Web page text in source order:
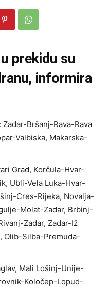
prekidu su
informira
Bršanj-Rava-Rava
Valbiska, Makarska-
Grad, Korčula-Hvar-
Ubli-Vela Luka-Hvar-
Cres-Rijeka, Novalja-
Molat-Zadar , Brbinj-
Zadar, Zadar-Iž
Olib-Silba-Premuda-
Mali Lošinj-Unije-
Koločep-Lopud-